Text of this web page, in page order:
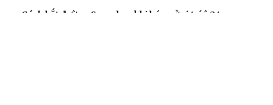
Cách bắt đường Speed up khi bóng ở vị trí ô 2 trong